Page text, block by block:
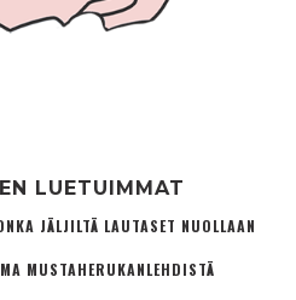
LUETUIMMAT
JÄLJILTÄ LAUTASET NUOLLAAN
MUSTAHERUKANLEHDISTÄ